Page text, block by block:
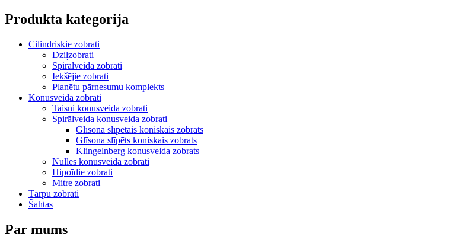
Produkta kategorija
Cilindriskie zobrati
Dziļzobrati
Spirālveida zobrati
Iekšējie zobrati
Planētu pārnesumu komplekts
Konusveida zobrati
Taisni konusveida zobrati
Spirālveida konusveida zobrati
Glīsona slīpētais koniskais zobrats
Glīsona slīpēts koniskais zobrats
Klingelnberg konusveida zobrats
Nulles konusveida zobrati
Hipoīdie zobrati
Mitre zobrati
Tārpu zobrati
Šahtas
Par mums